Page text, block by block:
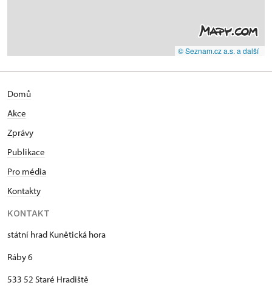
© Seznam.cz a.s. a další
Domů
Akce
Zprávy
Publikace
Pro média
Kontakty
KONTAKT
státní hrad Kunětická hora
Ráby 6
533 52 Staré Hradiště